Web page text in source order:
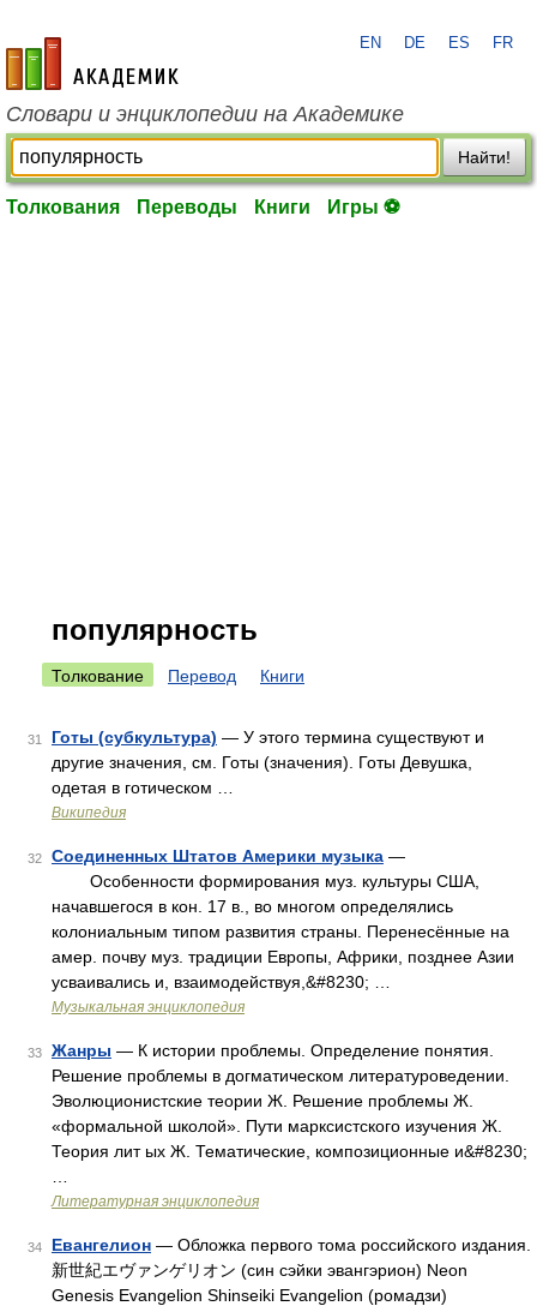
academic.ru
EN DE ES FR
Словари и энциклопедии на Академике
Найти!
Толкования Переводы Книги Игры ⚽
популярность
Толкование Перевод Книги
31 Готы (субкультура) — У этого термина существуют и
другие значения, см. Готы (значения). Готы Девушка,
одетая в готическом …
Википедия
32 Соединенных Штатов Америки музыка —
Особенности формирования муз. культуры США,
начавшегося в кон. 17 в., во многом определялись
колониальным типом развития страны. Перенесённые на
амер. почву муз. традиции Европы, Африки, позднее Азии
усваивались и, взаимодействуя,&#8230; …
Музыкальная энциклопедия
33 Жанры — К истории проблемы. Определение понятия.
Решение проблемы в догматическом литературоведении.
Эволюционистские теории Ж. Решение проблемы Ж.
«формальной школой». Пути марксистского изучения Ж.
Теория лит ых Ж. Тематические, композиционные и&#8230;
Литературная энциклопедия
34 Евангелион — Обложка первого тома российского издания.
新世紀エヴァンゲリオン (син сэйки эвангэрион) Neon
Genesis Evangelion Shinseiki Evangelion (ромадзи)